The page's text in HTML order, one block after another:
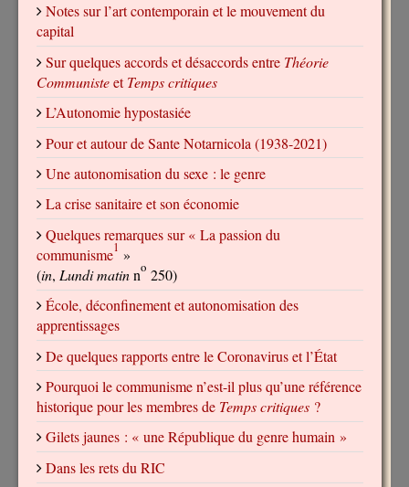
Notes sur l’art contemporain et le mouvement du
capital
Sur quelques accords et désaccords entre Théorie
CommunisteetTemps critiques
L’Autonomie hypostasiée
Pour et autour de Sante Notarnicola (1938-2021)
Une autonomisation du sexe : le genre
La crise sanitaire et son économie
Quelques remarques sur « La passion du
communisme1 »
(in, Lundi matinno 250)
École, déconfinement et autonomisation des
apprentissages
De quelques rapports entre le Coronavirus et l’État
Pourquoi le communisme n’est-il plus qu’une référence
historique pour les membres de Temps critiques ?
Gilets jaunes : « une République du genre humain »
Dans les rets du RIC